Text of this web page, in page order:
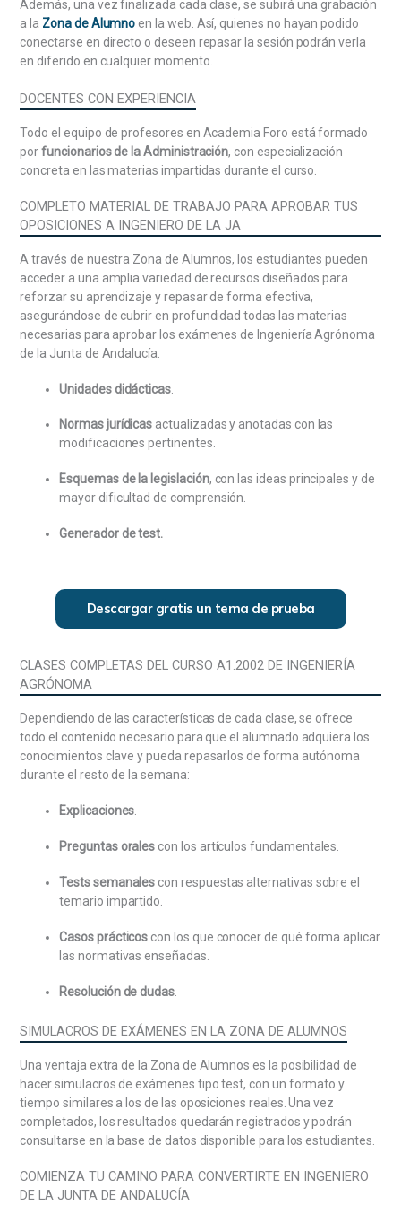
funciones. El Consejo de Gobierno: Composición,
carácter, atribuciones y funcionamiento. Las
Comisiones Delegadas y la Comisión General de
Consultivo de Andalucía: Naturaleza, composición y
funciones.
La Administración de la Comunidad Autónoma de
Andalucía. Principios de organización, actuación y
órganos. Órganos centrales y territoriales. Entidades
instrumentales de la Administración de la Junta de
Administración.
La Unión Europea. Los Tratados originarios y
modificativos de la Unión Europea. Las instituciones
de la Unión Europea. La representación de la Junta
de Andalucía ante la Unión Europea. El Derecho de la
libre circulación de trabajadores, libre circulación de
mercancías, libre circulación de capitales, libre
establecimiento. Las principales políticas comunes,
con especial referencia a la política regional de la
objetivos prioritarios. El presupuesto de la Unión
La Administración Pública: concepto, caracteres y
clasificación. La Administración y el Derecho: El
principio de legalidad y sus manifestaciones. Las
discrecional de la Administración: límites y control.
Jerarquía normativa. La Ley: Concepto y clases.
Disposiciones del Ejecutivo con fuerza de Ley. El
Reglamento: Concepto y clasificación. La potestad
reglamentaria: Fundamento, titularidad y límites.
Procedimiento de elaboración de los Reglamentos.
Los órganos administrativos: Concepto y clases. La
competencia: Clases y criterios de delimitación. El
acto administrativo: Concepto, clases y elementos.
La forma de los actos: La motivación. La eficacia del
acto administrativo: la notificación y la publicación.
El silencio administrativo, naturaleza y régimen
jurídico. La invalidez y revisión de oficio de los actos
reglamento.
El procedimiento administrativo: Naturaleza y fines.
El procedimiento administrativo común. Los
principios generales. Abstención y recusación. Los
interesados. Derechos del interesado en el
procedimiento. Derechos de las personas en sus
relaciones con las Administraciones Públicas. Las
fases del procedimiento.
La revisión de los actos administrativos. Revisión de
oficio. Los recursos administrativos: concepto,
Además, una vez finalizada cada clase, se subirá una grabación
a la Zona de Alumno en la web. Así, quienes no hayan podido
conectarse en directo o deseen repasar la sesión podrán verla
en diferido en cualquier momento.
DOCENTES CON EXPERIENCIA
Todo el equipo de profesores en Academia Foro está formado
porfuncionarios de la Administración, con especialización
concreta en las materias impartidas durante el curso.
COMPLETO MATERIAL DE TRABAJO PARA APROBAR TUS
OPOSICIONES A INGENIERO DE LA JA
A través de nuestra Zona de Alumnos, los estudiantes pueden
acceder a una amplia variedad de recursos diseñados para
reforzar su aprendizaje y repasar de forma efectiva,
asegurándose de cubrir en profundidad todas las materias
necesarias para aprobar los exámenes de Ingeniería Agrónoma
de la Junta de Andalucía.
Unidades didácticas
Normas jurídicas actualizadas y anotadas con las
modificaciones pertinentes.
Esquemas de la legislación, con las ideas principales y de
mayor dificultad de comprensión.
Generador de test.
Descargar gratis un tema de prueba
CLASES COMPLETAS DEL CURSO A1.2002 DE INGENIERÍA
AGRÓNOMA
Dependiendo de las características de cada clase, se ofrece
todo el contenido necesario para que el alumnado adquiera los
conocimientos clave y pueda repasarlos de forma autónoma
durante el resto de la semana:
Explicaciones
Preguntas orales con los artículos fundamentales.
Tests semanales con respuestas alternativas sobre el
temario impartido.
Casos prácticos con los que conocer de qué forma aplicar
las normativas enseñadas.
Resolución de dudas
SIMULACROS DE EXÁMENES EN LA ZONA DE ALUMNOS
Una ventaja extra de la Zona de Alumnos es la posibilidad de
hacer simulacros de exámenes tipo test, con un formato y
tiempo similares a los de las oposiciones reales. Una vez
completados, los resultados quedarán registrados y podrán
consultarse en la base de datos disponible para los estudiantes.
COMIENZA TU CAMINO PARA CONVERTIRTE EN INGENIERO
DE LA JUNTA DE ANDALUCÍA